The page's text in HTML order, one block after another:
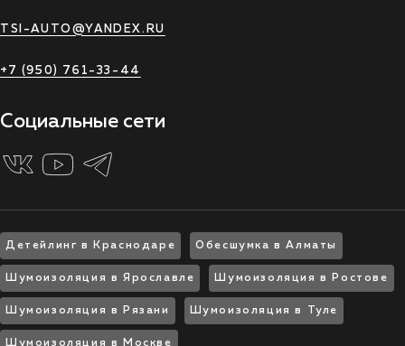
TSI-AUTO@YANDEX.RU
+7 (950) 761-33-44
Социальные сети
Детейлинг в Краснодаре Обесшумка в Алматы
Шумоизоляция в Ярославле Шумоизоляция в Ростове
Шумоизоляция в Рязани Шумоизоляция в Туле
Шумоизоляция в Москве